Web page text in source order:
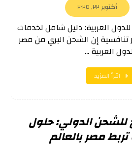
أكتوبر ٢٢, ٢٠٢٥
العربية: دليل شامل لخدمات
تنافسية إن الشحن البري من مصر
العربية ...
اقرأ المزيد
الدولي: حلول
مصر بالعالم